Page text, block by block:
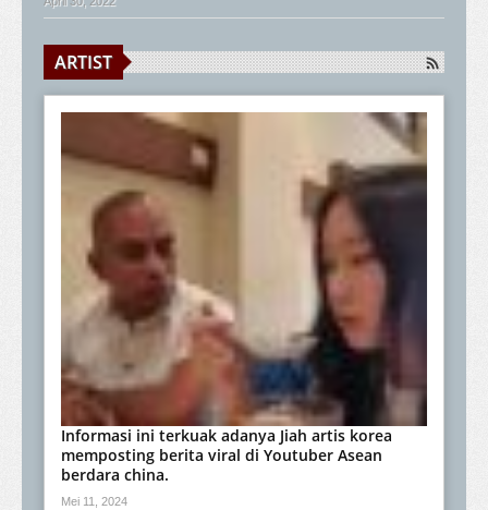
ARTIST
Informasi ini terkuak adanya Jiah artis korea
memposting berita viral di Youtuber Asean
berdara china.
Mei 11, 2024